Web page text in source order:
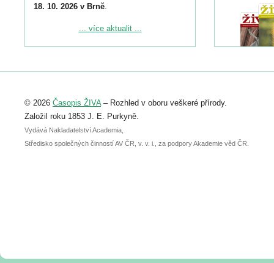
18. 10. 2026 v Brně.
Podrobnější informace ke konferenci
Registrovat se můžete do 6. září.
abstraktu přihlášené přednášky nebo
posteru je už 30. června.
... více aktualit ...
© 2026 Časopis ŽIVA– Rozhled v oboru veškeré přírody.
Založil roku 1853 J. E. Purkyně.
Vydává Nakladatelství Academia,
Středisko společných činností AV ČR, v. v. i., za podpory Akademie věd ČR.